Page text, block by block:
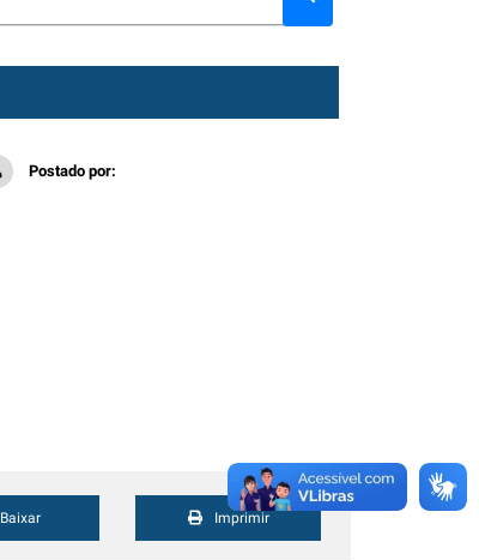
Postado por:
Baixar Imprimir